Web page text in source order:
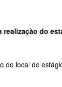
realização do
do local de